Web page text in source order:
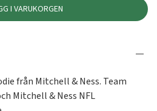
I VARUKORGEN
från Mitchell & Ness. Team
Mitchell & Ness NFL